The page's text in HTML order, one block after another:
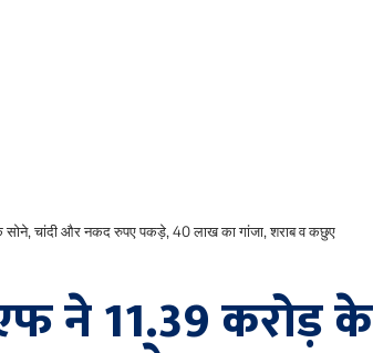
चांदी और नकद रुपए पकड़े, 40 लाख का गांजा, शराब व कछुए
ने 11.39 करोड़ के